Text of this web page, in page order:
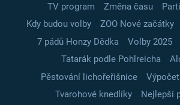
TV program
Změna času
Kdy budou volby
ZOO Nové začátky
7 pádů Honzy Dědka
Volby 2025
Tatarák podle Pohlreicha
Pěstování lichořeřišnice
Tvarohové knedlíky
Nejlepší